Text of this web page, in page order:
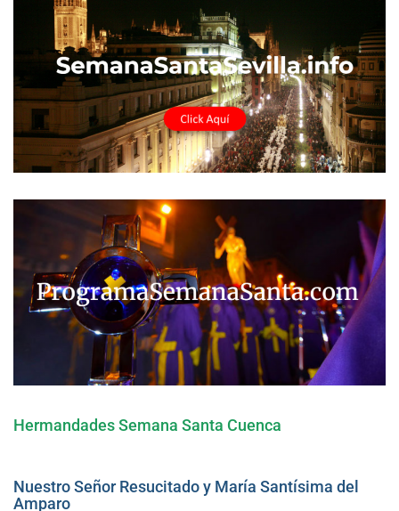
Hermandades Semana Santa Cuenca
Nuestro Señor Resucitado y María Santísima del
Amparo